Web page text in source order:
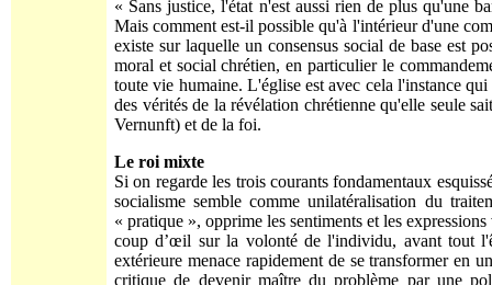
« Sans justice, l'état n'est aussi rien de plus qu'une
Mais comment est-il possible qu'à l'intérieur d'une
existe sur laquelle un consensus social de base est
moral et social chrétien, en particulier le
toute vie humaine. L'église est avec cela l'instance
des vérités de la révélation chrétienne qu'elle seule
Vernunft) et de la foi.
Le roi mixte
Si on regarde les trois courants fondamentaux
socialisme semble comme unilatéralisation du
« pratique », opprime les sentiments et les
coup d’œil sur la volonté de l'individu, avant tout
extérieure menace rapidement de se transformer en
critique de devenir maître du problème par une